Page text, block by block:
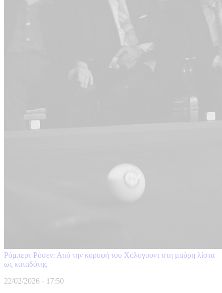
Ρόμπερτ Ρόσεν: Από την κορυφή του Χόλυγουντ στη μαύρη λίστα
ως καταδότης
22/02/2026 - 17:50